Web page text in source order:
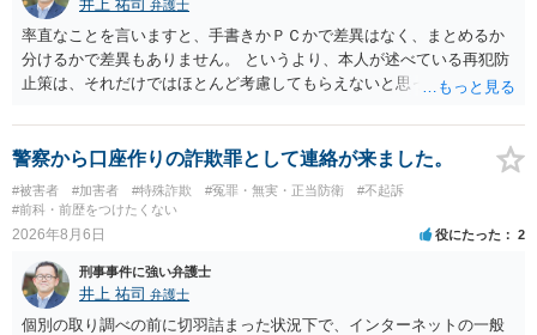
井上 祐司 弁護士
率直なことを言いますと、手書きかＰＣかで差異はなく、まとめるか
分けるかで差異もありません。 というより、本人が述べている再犯防
止策は、それだけではほとんど考慮してもらえないと思った方が良い
やカウンセリング・治療の内容 ・利用している再犯防止策（例えば保
護観察所と連携した職業支援の内容や具体的な就労・監督状況） ・監
督者の証言 など、証拠で担保された客観性と実現可能性があるもので
なければあまり意味がありません。 もともと執行猶予が狙える事案で
あれば本人の反省の言葉だけで十分であり、実刑となるか微妙な事案
いうのが実感です。
警察から口座作りの詐欺罪として連絡が来ました。
#被害者 #加害者 #特殊詐欺 #冤罪・無実・正当防衛
#不起訴
#前科・前歴をつけたくない
2026年8月6日 役にたった 2
刑事事件に強い弁護士
井上 祐司 弁護士
個別の取り調べの前に切羽詰まった状況下で、インターネットの一般